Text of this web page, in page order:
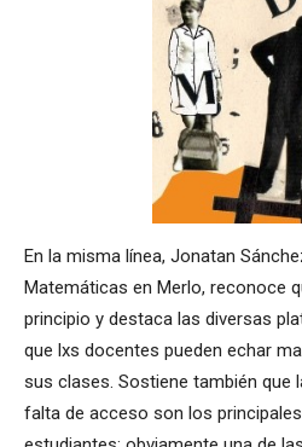
En la misma línea, Jonatan
Matemáticas en Merlo, reconoce
principio y destaca las diversas
que lxs docentes pueden echar
sus clases. Sostiene también que
falta de acceso son los